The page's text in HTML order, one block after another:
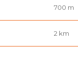
700 m
2 km